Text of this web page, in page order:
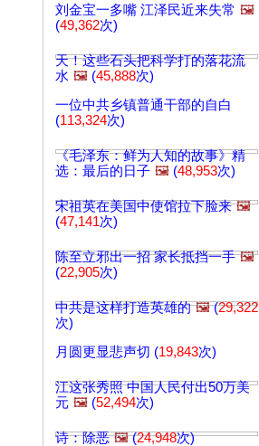
刘金宝一多嘴 江泽民近来失常 🖼️
(49,362次)
天！这些石头把科学打的落花流
水 🖼️ (45,888次)
一位中共乡镇普通干部的自白
(113,324次)
《毛泽东：鲜为人知的故事》精
选：最后的日子 🖼️ (48,953次)
宋祖英在美国中使馆拉下脸来 🖼️
(47,141次)
陈至立邪出一招 家长抵挡一手 🖼️
(22,905次)
中共是这样打造英雄的 🖼️(29,322
次)
月圆更显悲声切 (19,843次)
江这张秀照 中国人民付出50万美
元 🖼️ (52,494次)
诗：除恶 🖼️(24,948次)